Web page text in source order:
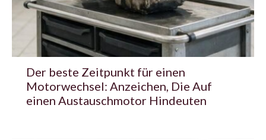
Der beste Zeitpunkt für einen
Motorwechsel: Anzeichen, Die Auf
einen Austauschmotor Hindeuten